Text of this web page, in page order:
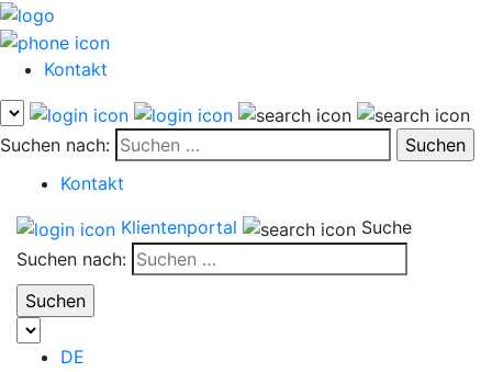
Kontakt
Suchen nach:
Kontakt
Klientenportal
Suche
Suchen nach:
DE